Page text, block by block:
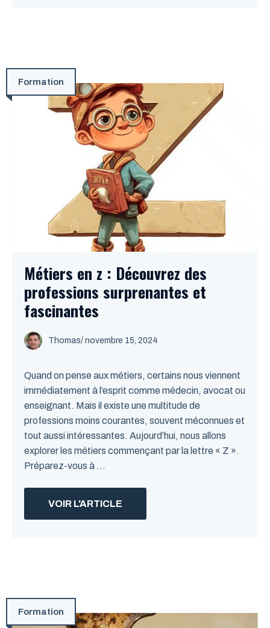
Formation
Métiers en z : Découvrez des
professions surprenantes et
fascinantes
Thomas/ novembre 15, 2024
Quand on pense aux métiers, certains nous viennent
immédiatement à l’esprit comme médecin, avocat ou
enseignant. Mais il existe une multitude de
professions moins courantes, souvent méconnues et
tout aussi intéressantes. Aujourd’hui, nous allons
explorer les métiers commençant par la lettre « Z ».
Préparez-vous à ...
VOIR L'ARTICLE
Formation